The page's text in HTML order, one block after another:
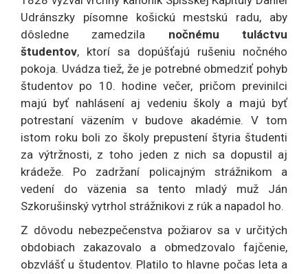
Udránszky písomne košickú mestskú radu, aby
dôsledne zamedzila nočnému tuláctvu
študentov, ktorí sa dopúšťajú rušeniu nočného
pokoja. Uvádza tiež, že je potrebné obmedziť pohyb
študentov po 10. hodine večer, pričom previnilci
majú byť nahlásení aj vedeniu školy a majú byť
potrestaní väzením v budove akadémie. V tom
istom roku boli zo školy prepustení štyria študenti
za výtržnosti, z toho jeden z nich sa dopustil aj
krádeže. Po zadržaní policajným strážnikom a
vedení do väzenia sa tento mladý muž Ján
Szkorušinský vytrhol strážnikovi z rúk a napadol ho.
Z dôvodu nebezpečenstva požiarov sa v určitých
obdobiach zakazovalo a obmedzovalo fajčenie,
obzvlášť u študentov. Platilo to hlavne počas leta a